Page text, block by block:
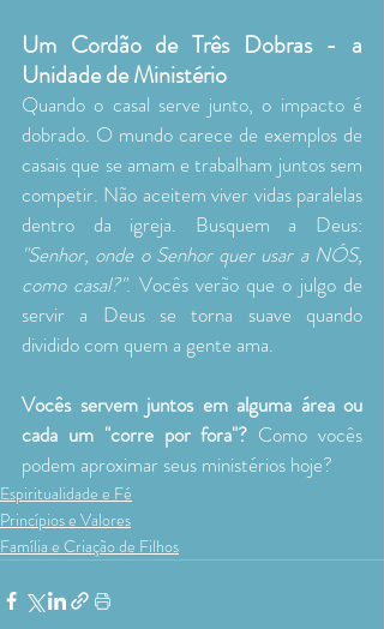
Um Cordão de Três Dobras - a
Unidade de Ministério
Quando o casal serve junto, o impacto é
dobrado. O mundo carece de exemplos de
casais que se amam e trabalham juntos sem
competir. Não aceitem viver vidas paralelas
"Senhor, onde o Senhor quer usar a NÓS,
como casal?". Vocês verão que o julgo de
servir a Deus se torna suave quando
dividido com quem a gente ama.
Vocês servem juntos em alguma área ou
cada um "corre por fora"? Como vocês
podem aproximar seus ministérios hoje?
Espiritualidade e Fé
Princípios e Valores
Família e Criação de Filhos